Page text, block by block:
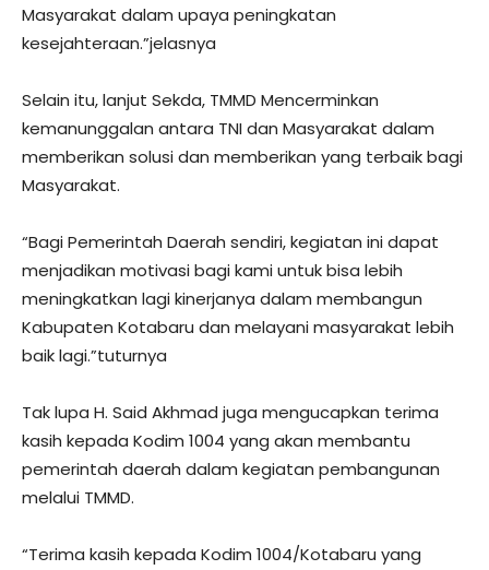
Masyarakat dalam upaya peningkatan
kesejahteraan.”jelasnya
Selain itu, lanjut Sekda, TMMD Mencerminkan
kemanunggalan antara TNI dan Masyarakat dalam
memberikan solusi dan memberikan yang terbaik bagi
Masyarakat.
“Bagi Pemerintah Daerah sendiri, kegiatan ini dapat
menjadikan motivasi bagi kami untuk bisa lebih
meningkatkan lagi kinerjanya dalam membangun
Kabupaten Kotabaru dan melayani masyarakat lebih
baik lagi.”tuturnya
Tak lupa H. Said Akhmad juga mengucapkan terima
kasih kepada Kodim 1004 yang akan membantu
pemerintah daerah dalam kegiatan pembangunan
melalui TMMD.
“Terima kasih kepada Kodim 1004/Kotabaru yang